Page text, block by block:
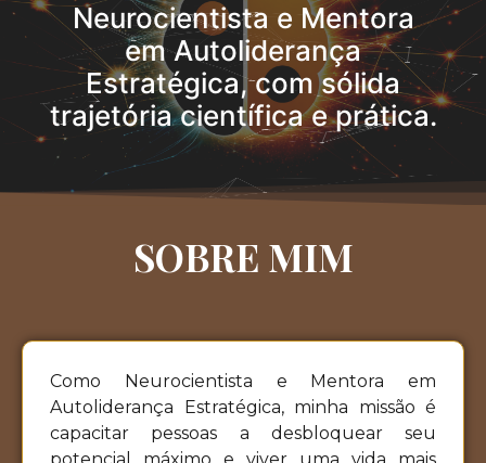
Neurocientista e Mentora
em Autoliderança
Estratégica, com sólida
trajetória científica e prática.
SOBRE MIM
Como Neurocientista e Mentora em
Autoliderança Estratégica, minha missão é
capacitar pessoas a desbloquear seu
potencial máximo e viver uma vida mais